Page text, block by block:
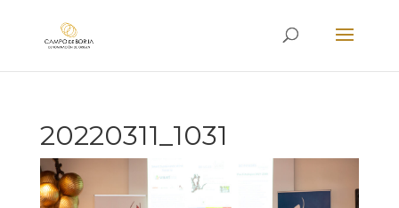
20220311_1031